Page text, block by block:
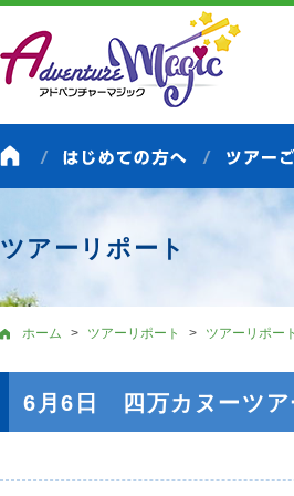
ツアーリポート
ホーム ツアーリポート ツアーリポー
6月6日 四万カヌーツ